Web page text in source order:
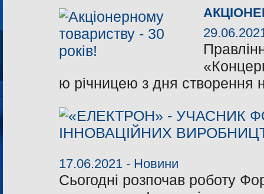
ю річницею з дня створення
17.06.2021 - Новини
Сьогодні розпочав роботу